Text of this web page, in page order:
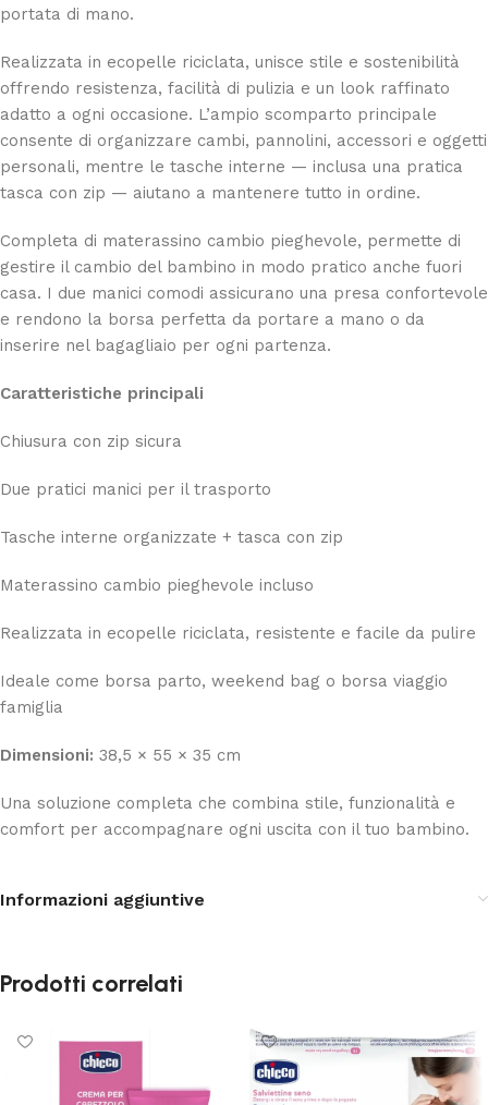
portata di mano.
Realizzata in ecopelle riciclata, unisce stile e sostenibilità
offrendo resistenza, facilità di pulizia e un look raffinato
adatto a ogni occasione. L’ampio scomparto principale
consente di organizzare cambi, pannolini, accessori e oggetti
personali, mentre le tasche interne — inclusa una pratica
tasca con zip — aiutano a mantenere tutto in ordine.
Completa di materassino cambio pieghevole, permette di
gestire il cambio del bambino in modo pratico anche fuori
casa. I due manici comodi assicurano una presa confortevole
e rendono la borsa perfetta da portare a mano o da
inserire nel bagagliaio per ogni partenza.
Caratteristiche principali
Chiusura con zip sicura
Due pratici manici per il trasporto
Tasche interne organizzate + tasca con zip
Materassino cambio pieghevole incluso
Realizzata in ecopelle riciclata, resistente e facile da pulire
Ideale come borsa parto, weekend bag o borsa viaggio
famiglia
Dimensioni: 38,5 × 55 × 35 cm
Una soluzione completa che combina stile, funzionalità e
comfort per accompagnare ogni uscita con il tuo bambino.
Informazioni aggiuntive
Prodotti correlati